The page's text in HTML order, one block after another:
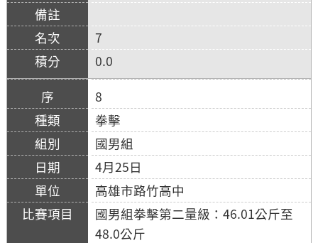
7
0.0
8
拳擊
國男組
4月25日
高雄市路竹高中
國男組拳擊第二量級：46.01公斤至
48.0公斤